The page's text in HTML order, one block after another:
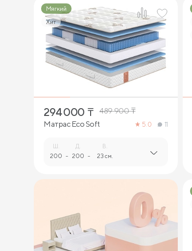
Мягкий
Хит
1
294 000 ₸ 489 900₸
Матрас Eco Soft
5.0 11
Ш.
200 -
Д.
200 -
В.
23 см.